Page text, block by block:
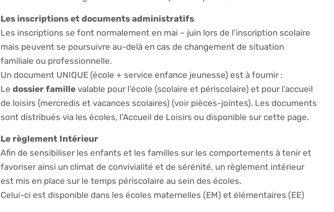
Les inscriptions et documents administratifs
Les inscriptions se font normalement en mai – juin lors de l’inscription scolaire
mais peuvent se poursuivre au-delà en cas de changement de situation
familiale ou professionnelle.
Un document UNIQUE (école + service enfance jeunesse) est à fournir :
Le dossier famille valable pour l’école (scolaire et périscolaire) et pour l’accueil
de loisirs (mercredis et vacances scolaires) (voir pièces-jointes). Les documents
sont distribués via les écoles, l’Accueil de Loisirs ou disponible sur cette page.
Le règlement Intérieur
Afin de sensibiliser les enfants et les familles sur les comportements à tenir et
favoriser ainsi un climat de convivialité et de sérénité, un règlement intérieur
est mis en place sur le temps périscolaire au sein des écoles.
Celui-ci est disponible dans les écoles maternelles (EM) et élémentaires (EE)